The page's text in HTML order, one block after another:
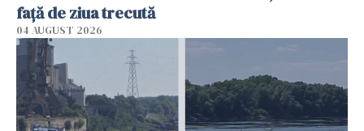
faţă de ziua trecută
04 AUGUST 2026